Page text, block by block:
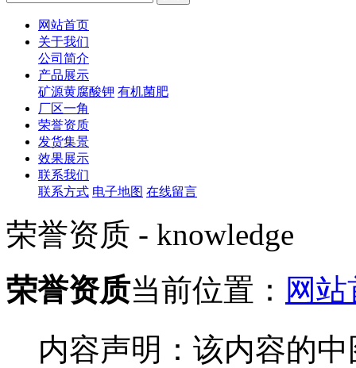
网站首页
关于我们
公司简介
产品展示
矿源黄腐酸钾 有机菌肥
厂区一角
荣誉资质
发货集景
效果展示
联系我们
联系方式 电子地图 在线留言
荣誉资质 - knowledge
荣誉资质当前位置： 网
内容声明：该内容的